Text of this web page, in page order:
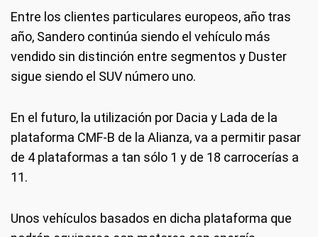
Entre los clientes particulares europeos, año tras
año, Sandero continúa siendo el vehículo más
vendido sin distinción entre segmentos y Duster
sigue siendo el SUV número uno.
En el futuro, la utilización por Dacia y Lada de la
plataforma CMF-B de la Alianza, va a permitir pasar
de 4 plataformas a tan sólo 1 y de 18 carrocerías a
11.
Unos vehículos basados en dicha plataforma que